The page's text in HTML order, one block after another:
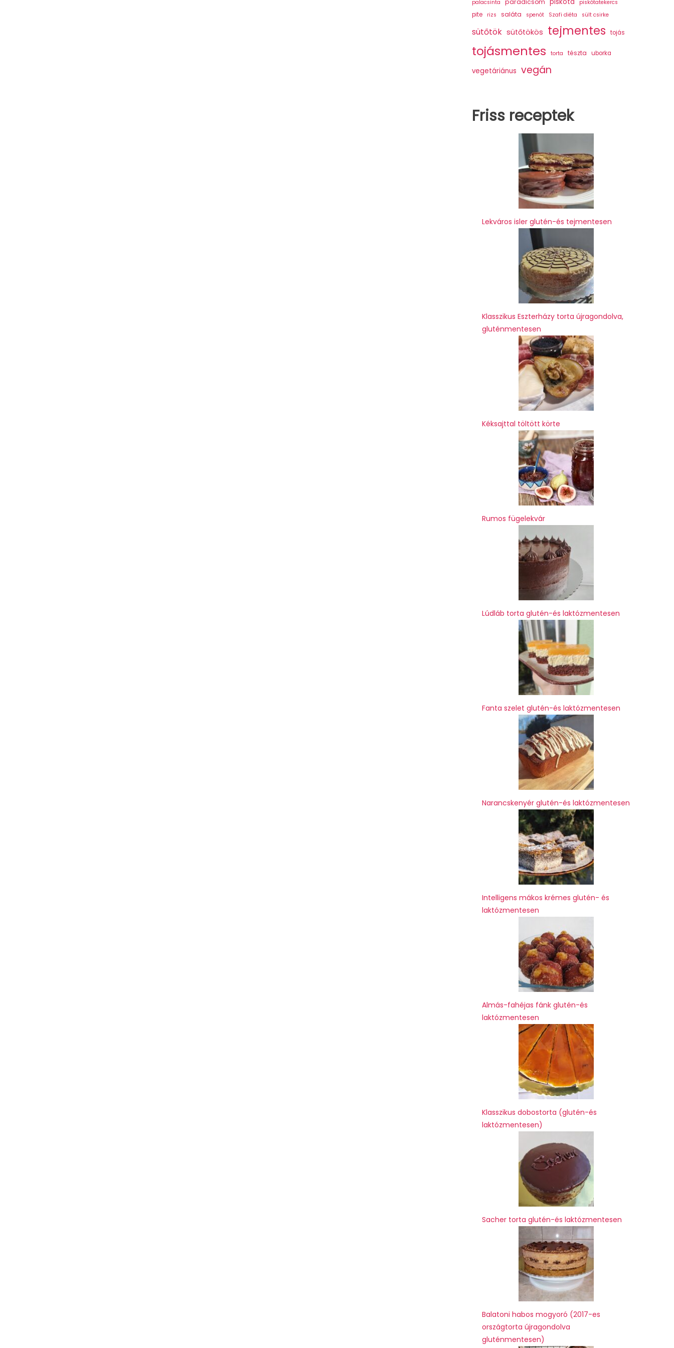
palacsinta paradicsom piskótatekercs
pite rizs saláta spenót Szafi diéta sült csirke
sütőtök sütőtökös tejmentes tojás
tojásmentes torta tészta uborka
vegetáriánus vegán
Friss receptek
Lekváros isler glutén-és tejmentesen
Klasszikus Eszterházy torta újragondolva,
gluténmentesen
Kéksajttal töltött körte
Rumos fügelekvár
Lúdláb torta glutén-és laktózmentesen
Fanta szelet glutén-és laktózmentesen
Narancskenyér glutén-és laktózmentesen
Intelligens mákos krémes glutén- és
laktózmentesen
Almás-fahéjas fánk glutén-és
laktózmentesen
Klasszikus dobostorta (glutén-és
laktózmentesen)
Sacher torta glutén-és laktózmentesen
Balatoni habos mogyoró (2017-es
országtorta újragondolva
gluténmentesen)